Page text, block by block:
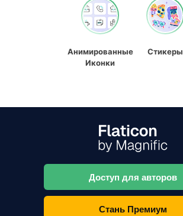
Анимированные
Иконки
Стикеры
Доступ для авторов
Стань Премиум